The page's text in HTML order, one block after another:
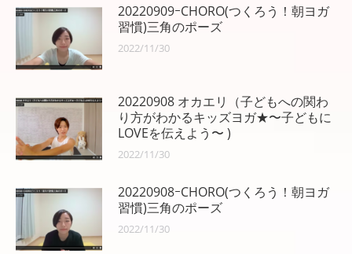
ョ
ン
20220909ｰCHORO(つくろう！朝ヨガ
習慣)三角のポーズ
2022/11/30
20220908 オカエリ（子どもへの関わ
り方がわかるキッズヨガ★〜子どもに
LOVEを伝えよう〜 )
2022/11/30
20220908ｰCHORO(つくろう！朝ヨガ
習慣)三角のポーズ
2022/11/30